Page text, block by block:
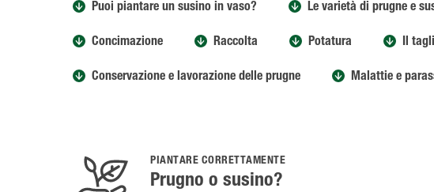
Puoi piantare un susino in vaso? Le varietà di prugne e
Concimazione Raccolta Potatura Il
Conservazione e lavorazione delle prugne Malattie e
PIANTARE CORRETTAMENTE
Prugno o susino?